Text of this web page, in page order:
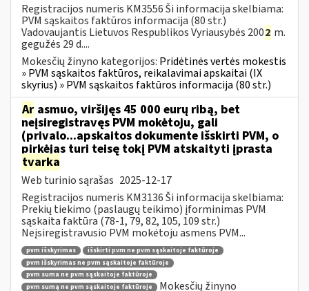
Registracijos numeris KM3556 Ši informacija skelbiama:
PVM sąskaitos faktūros informacija (80 str.)
Vadovaujantis Lietuvos Respublikos Vyriausybės 2002 m.
gegužės 29 d....
Mokesčių žinyno kategorijos: Pridėtinės vertės mokestis
» PVM sąskaitos faktūros, reikalavimai apskaitai (IX
skyrius) » PVM sąskaitos faktūros informacija (80 str.)
Ar asmuo, viršijęs 45 000 eurų ribą, bet
neįsiregistravęs PVM mokėtoju, gali
(privalo...apskaitos dokumente išskirti PVM, o
pirkėjas turi teisę tokį PVM atskaityti įprasta
tvarka
Web turinio sąrašas 2025-12-17
Registracijos numeris KM3136 Ši informacija skelbiama:
Prekių tiekimo (paslaugų teikimo) įforminimas PVM
sąskaita faktūra (78-1, 79, 82, 105, 109 str.)
Neįsiregistravusio PVM mokėtoju asmens PVM...
pvm išskyrimas
išskirti pvm ne pvm sąskaitoje faktūroje
pvm išskyrimas ne pvm sąskaitoje faktūroje
pvm suma ne pvm sąskaitoje faktūroje
pvm sumą ne pvm sąskaitoje faktūroje
Mokesčių žinyno